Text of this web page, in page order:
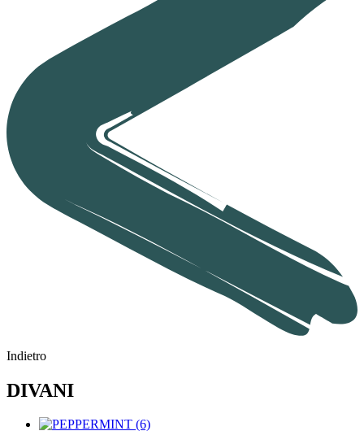
Indietro
DIVANI